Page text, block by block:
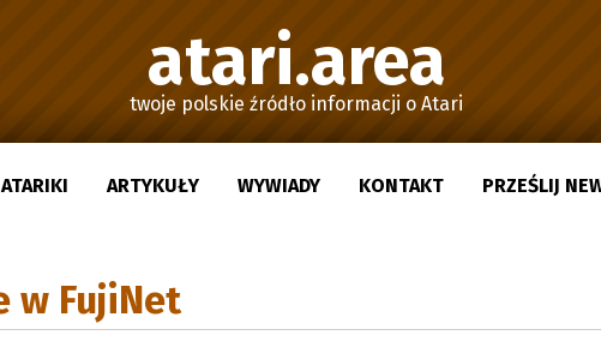
atari.area
twoje polskie źródło informacji o Atari
ATARIKI ARTYKUŁY WYWIADY KONTAKT PRZEŚLIJ
w FujiNet